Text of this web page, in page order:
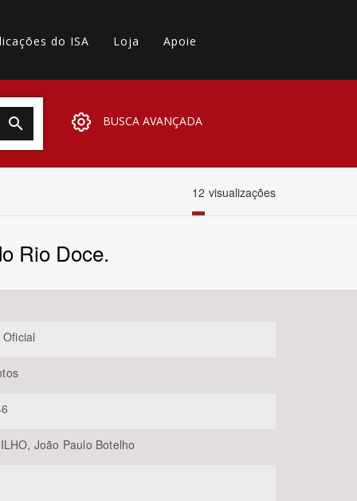
do ISA Loja Apoie
BUSCA AVANÇADA
12 visualizações
Rio Doce.
João Paulo Botelho